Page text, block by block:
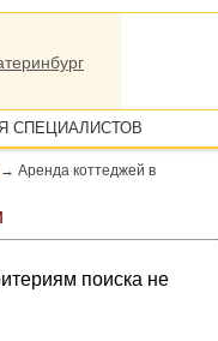
СПЕЦИАЛИСТОВ
→ Аренда коттеджей в
поиска не